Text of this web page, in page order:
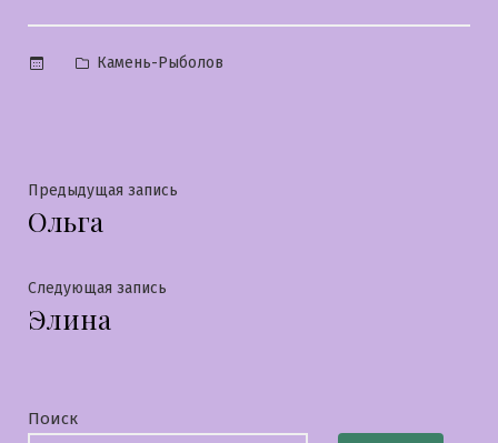
Опубликовано
Камень-Рыболов
Навигация
по
записям
Предыдущая запись
Ольга
Следующая запись
Элина
Поиск